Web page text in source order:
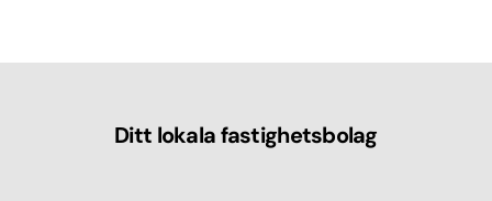
Ditt lokala fastighetsbolag